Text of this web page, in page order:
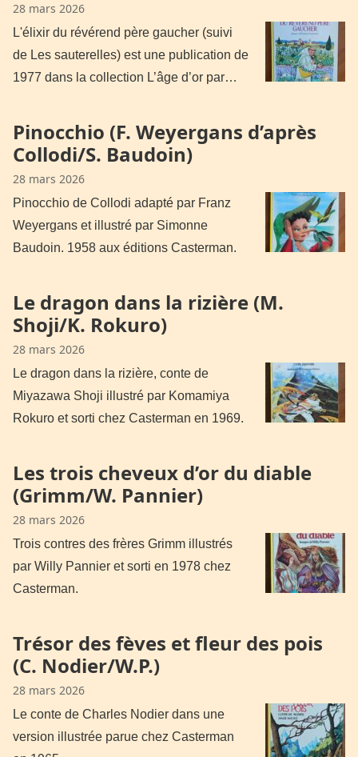
28 mars 2026
L'élixir du révérend père gaucher (suivi
de Les sauterelles) est une publication de
1977 dans la collection L’âge d’or par…
Pinocchio (F. Weyergans d’après
Collodi/S. Baudoin)
28 mars 2026
Pinocchio de Collodi adapté par Franz
Weyergans et illustré par Simonne
Baudoin. 1958 aux éditions Casterman.
Le dragon dans la rizière (M.
Shoji/K. Rokuro)
28 mars 2026
Le dragon dans la rizière, conte de
Miyazawa Shoji illustré par Komamiya
Rokuro et sorti chez Casterman en 1969.
Les trois cheveux d’or du diable
(Grimm/W. Pannier)
28 mars 2026
Trois contres des frères Grimm illustrés
par Willy Pannier et sorti en 1978 chez
Casterman.
Trésor des fèves et fleur des pois
(C. Nodier/W.P.)
28 mars 2026
Le conte de Charles Nodier dans une
version illustrée parue chez Casterman